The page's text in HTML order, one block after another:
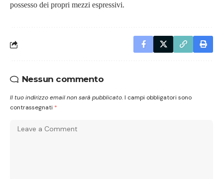
possesso dei propri mezzi espressivi.
Nessun commento
Il tuo indirizzo email non sarà pubblicato. I campi obbligatori sono
contrassegnati *